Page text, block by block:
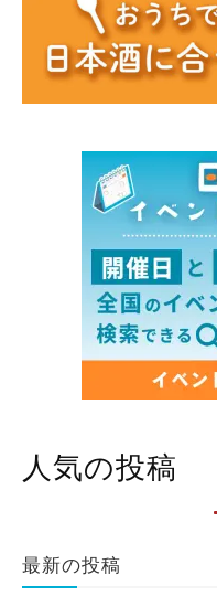
人気の投稿
最新の投稿